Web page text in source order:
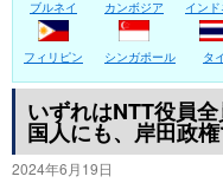
へ
ス
キ
ッ
ブルネイ カンボジア インド
フィリピン シンガポール タイ
いずれはNTT役員
国人にも、岸田政
2024年6月19日